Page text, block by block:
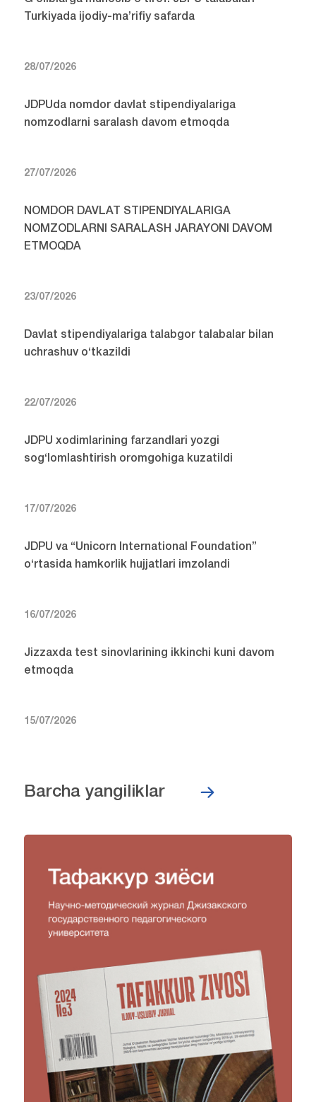
Turkiyada ijodiy-ma’rifiy safarda
28/07/2026
JDPUda nomdor davlat stipendiyalariga
nomzodlarni saralash davom etmoqda
27/07/2026
NOMDOR DAVLAT STIPENDIYALARIGA
NOMZODLARNI SARALASH JARAYONI DAVOM
ETMOQDA
23/07/2026
Davlat stipendiyalariga talabgor talabalar bilan
uchrashuv o‘tkazildi
22/07/2026
JDPU xodimlarining farzandlari yozgi
sog‘lomlashtirish oromgohiga kuzatildi
17/07/2026
JDPU va “Unicorn International Foundation”
o‘rtasida hamkorlik hujjatlari imzolandi
16/07/2026
Jizzaxda test sinovlarining ikkinchi kuni davom
etmoqda
15/07/2026
Barcha yangiliklar